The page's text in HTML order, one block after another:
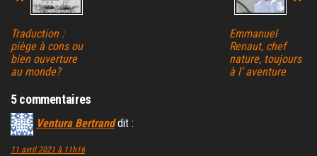
Traduction :
piège à cons ou
bien ouverture
au monde?
Emmanuel
Renaut, chef
nature, toujours
à l’ aventure
5 commentaires
Ventura Bertrand dit :
11 avril 2021 à 11h16